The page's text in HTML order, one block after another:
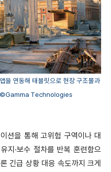
을 연동해 태블릿으로 현장 구조물과
©Gamma Technologies
션을 통해 고위험 구역이나 대
지·보수 절차를 반복 훈련함으
긴급 상황 대응 속도까지 크게